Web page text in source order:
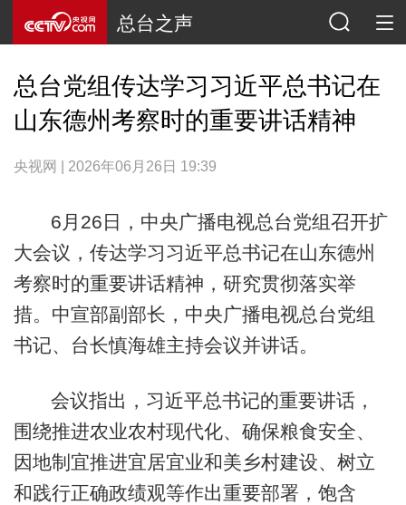
总台之声
总台党组传达学习习近平总书记在
山东德州考察时的重要讲话精神
央视网 | 2026年06月26日 19:39
6月26日，中央广播电视总台党组召开扩
大会议，传达学习习近平总书记在山东德州
考察时的重要讲话精神，研究贯彻落实举
措。中宣部副部长，中央广播电视总台党组
书记、台长慎海雄主持会议并讲话。
会议指出，习近平总书记的重要讲话，
围绕推进农业农村现代化、确保粮食安全、
因地制宜推进宜居宜业和美乡村建设、树立
和践行正确政绩观等作出重要部署，饱含